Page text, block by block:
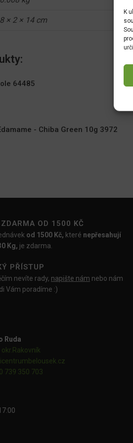
K
8 × 2 × 14 cm
64485
- Chiba Green 10g 3972
ZDARMA OD 1500 KČ
od 1500 Kč, které nepřesahují
Kg, je zdarma.
PŘÍSTUP
nevíte rady, napište nám nebo nám
Vám poradíme :)
Ruda
739 350 703